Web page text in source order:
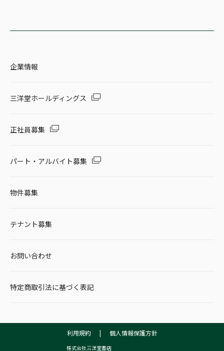
企業情報
三洋堂ホールディングス
正社員募集
パート・アルバイト募集
物件募集
テナント募集
お問い合わせ
特定商取引法に基づく表記
利用規約 | 個人情報保護方針
株式会社三洋堂書店